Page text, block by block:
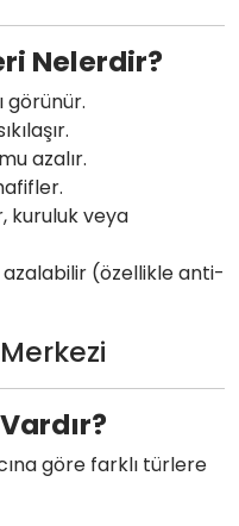
Nelerdir?
görünür.
azalır.
kuruluk veya
azalabilir (özellikle anti-
göre farklı türlere